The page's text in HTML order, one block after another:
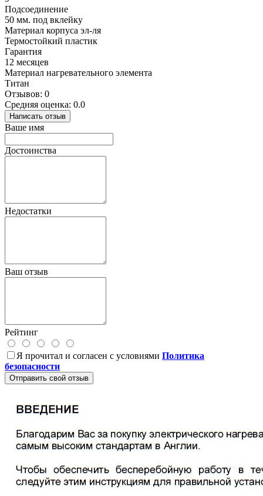
Подсоединение
50 мм. под вклейку
Материал корпуса эл-ля
Термостойкий пластик
Гарантия
12 месяцев
Материал нагревательного элемента
Титан
Отзывов: 0
Средняя оценка: 0.0
Написать отзыв
Ваше имя
Достоинства
Недостатки
Ваш отзыв
Рейтинг
Я прочитал и согласен с условиями Политика
безопасности
Отправить свой отзыв